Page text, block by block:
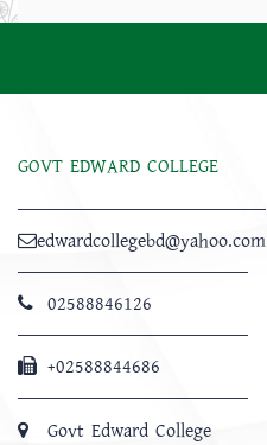
GOVT EDWARD COLLEGE
edwardcollegebd@yahoo.com
02588846126
+02588844686
Govt Edward College